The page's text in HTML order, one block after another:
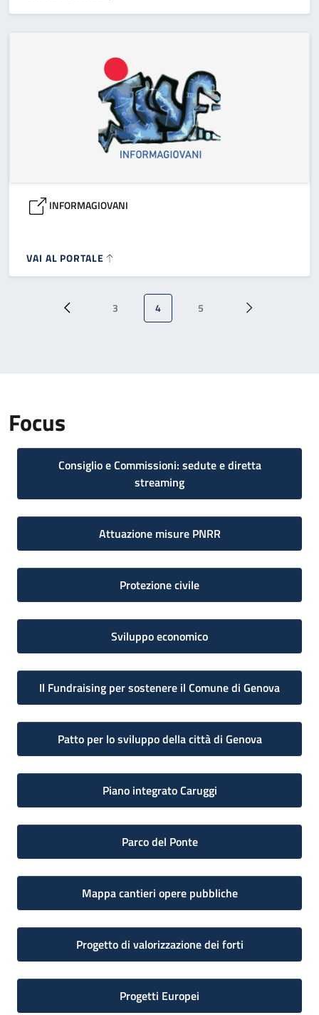
INFORMAGIOVANI
VAI AL PORTALE
Paginazione
Pagina precedente
Pagina
3 Pagina attuale
4 Pagina
5 Pagina
Focus
Consiglio e Commissioni: sedute e diretta
streaming
Attuazione misure PNRR
Protezione civile
Sviluppo economico
Il Fundraising per sostenere il Comune di Genova
Patto per lo sviluppo della città di Genova
Piano integrato Caruggi
Parco del Ponte
Mappa cantieri opere pubbliche
Progetto di valorizzazione dei forti
Progetti Europei